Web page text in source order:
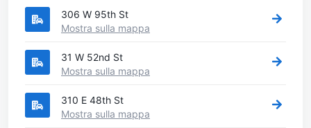
306 W 95th St
Mostra sulla mappa
31 W 52nd St
Mostra sulla mappa
310 E 48th St
Mostra sulla mappa